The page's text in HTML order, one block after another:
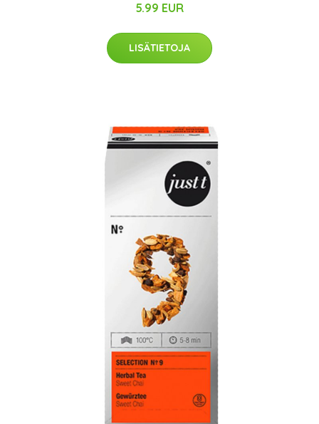
5.99 EUR
LISÄTIETOJA